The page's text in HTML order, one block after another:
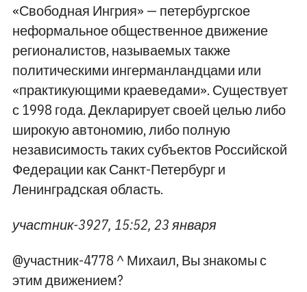
«Свободная Ингрия» — петербургское
неформальное общественное движение
регионалистов, называемых также
политическими ингерманландцами или
«практикующими краеведами». Существует
с 1998 года. Декларирует своей целью либо
широкую автономию, либо полную
независимость таких субъектов Российской
Федерации как Санкт-Петербург и
Ленинградская область.
участник-3927, 15:52, 23 января
@участник-4778 ^ Михаил, Вы знакомы с
этим движением?